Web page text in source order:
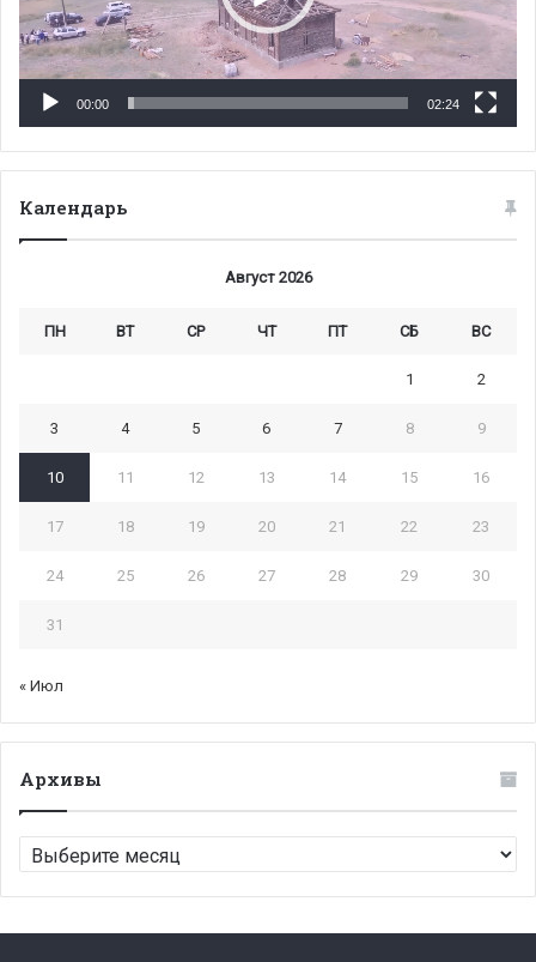
00:00 02:24
Календарь
Август 2026
ПН ВТ СР ЧТ ПТ СБ ВС
1 2
3 4 5 6 7 8 9
10 11 12 13 14 15 16
17 18 19 20 21 22 23
24 25 26 27 28 29 30
31
« Июл
Архивы
Архивы